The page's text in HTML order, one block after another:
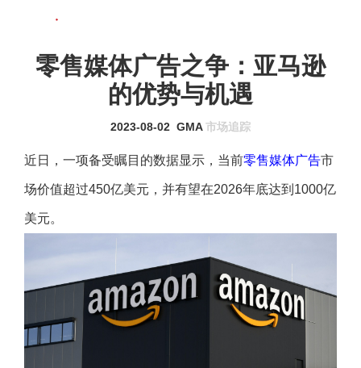
零售媒体广告之争：亚马逊
的优势与机遇
2023-08-02 GMA 市场追踪
近日，一项备受瞩目的数据显示，当前零售媒体广告市
场价值超过450亿美元，并有望在2026年底达到1000亿
美元。